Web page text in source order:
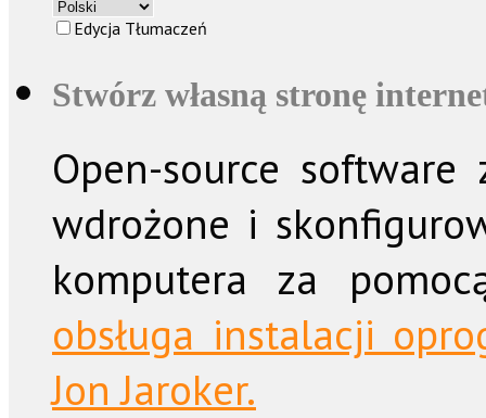
Edycja Tłumaczeń
Stwórz własną stronę
Open-source
wdrożone i
komputera za
obsługa instalacji
Jon Jaroker.